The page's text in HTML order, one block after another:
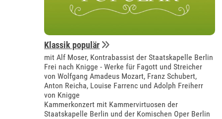
Klassik populär
mit Alf Moser, Kontrabassist der Staatskapelle Berlin
Frei nach Knigge - Werke für Fagott und Streicher
von Wolfgang Amadeus Mozart, Franz Schubert,
Anton Reicha, Louise Farrenc und Adolph Freiherr
von Knigge
Kammerkonzert mit Kammervirtuosen der
Staatskapelle Berlin und der Komischen Oper Berlin